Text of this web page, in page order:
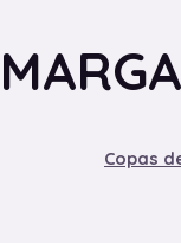
Copas